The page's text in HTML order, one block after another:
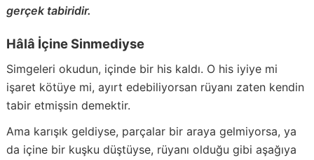
gerçek tabiridir.
Hâlâ İçine Sinmediyse
Simgeleri okudun, içinde bir his kaldı. O his iyiye mi
işaret kötüye mi, ayırt edebiliyorsan rüyanı zaten kendin
tabir etmişsin demektir.
Ama karışık geldiyse, parçalar bir araya gelmiyorsa, ya
da içine bir kuşku düştüyse, rüyanı olduğu gibi aşağıya